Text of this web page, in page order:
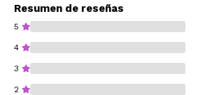
Resumen de reseñas
5
4
3
2